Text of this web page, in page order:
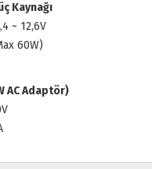
Kaynağı
~ 12,6V
60W)
AC Adaptör)